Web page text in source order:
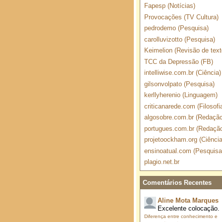
Fapesp (Notícias)
Provocações (TV Cultura)
pedrodemo (Pesquisa)
carolluvizotto (Pesquisa)
Keimelion (Revisão de
TCC da Depressão (FB)
intelliwise.com.br (Ciência)
gilsonvolpato (Pesquisa)
kerllyherenio (Linguagem)
criticanarede.com
algosobre.com.br
portugues.com.br
projetoockham.org
ensinoatual.com
plagio.net.br
Comentários Recentes
Aline Mota Marques
Excelente colocação.
Diferença entre conhecimento e